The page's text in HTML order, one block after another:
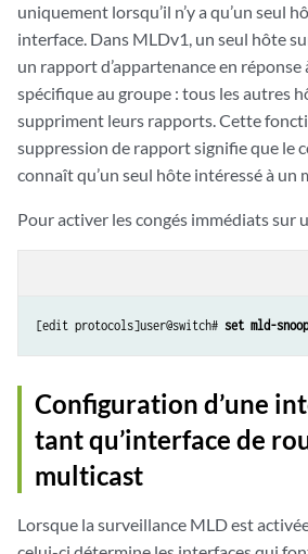
uniquement lorsqu’il n’y a qu’un seul
interface. Dans MLDv1, un seul hôte
un rapport d’appartenance en réponse
spécifique au groupe : tous les autres
suppriment leurs rapports. Cette
suppression de rapport signifie que le
connaît qu’un seul hôte intéressé à un
Pour activer les congés immédiats sur
[edit protocols]user@switch# set mld-
Configuration d’une
tant qu’interface de
multicast
Lorsque la surveillance MLD est